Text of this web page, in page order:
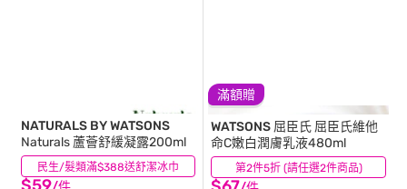
民生/髮類滿$388送舒潔冰巾
NATURALS BY WATSONS
Naturals 蘆薈舒緩凝露200ml
(28)
滿額贈
第2件5折 (請任選2件商品)
WATSONS 屈臣氏 屈臣氏維他
命C嫩白潤膚乳液480ml
(54)